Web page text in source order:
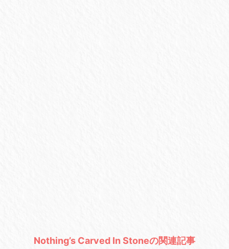
Nothing’s Carved In Stoneの関連記事